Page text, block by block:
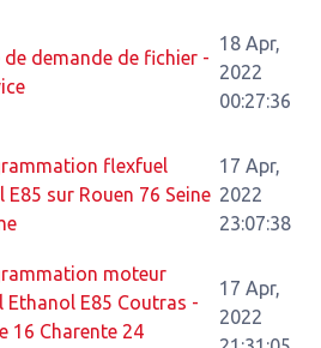
de demande de fichier -
18 Apr,
2022
00:27:36
flexfuel
E85 sur Rouen 76 Seine
17 Apr,
2022
23:07:38
moteur
Ethanol E85 Coutras -
16 Charente 24
17 Apr,
2022